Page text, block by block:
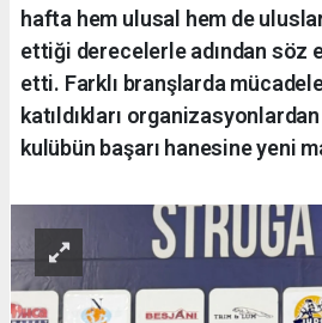
hafta hem ulusal hem de
ettiği derecelerle adından söz
etti. Farklı branşlarda
katıldıkları
kulübün başarı hanesine yeni